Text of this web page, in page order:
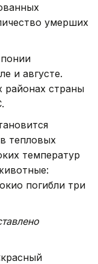
умерших
и августе.
районах страны
тепловых
температур
погибли три